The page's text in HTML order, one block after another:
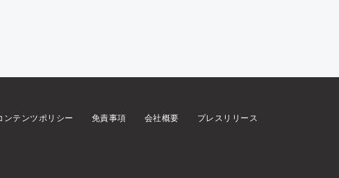
ンテンツポリシー 免責事項 会社概要 プレスリリース